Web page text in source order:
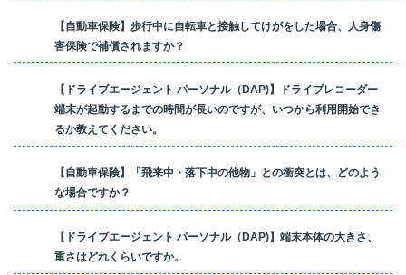
【自動車保険】歩行中に自転車と接触してけがをした場合、人身傷
害保険で補償されますか？
【ドライブエージェント パーソナル（DAP)】ドライブレコーダー
端末が起動するまでの時間が長いのですが、いつから利用開始でき
るか教えてください。
【自動車保険】「飛来中・落下中の他物」との衝突とは、どのよう
な場合ですか？
【ドライブエージェント パーソナル（DAP)】端末本体の大きさ、
重さはどれくらいですか。